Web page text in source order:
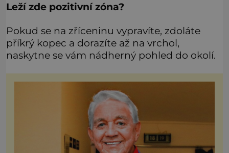
Leží zde pozitivní zóna?
Pokud se na zříceninu vypravíte, zdoláte
příkrý kopec a dorazíte až na vrchol,
naskytne se vám nádherný pohled do okolí.